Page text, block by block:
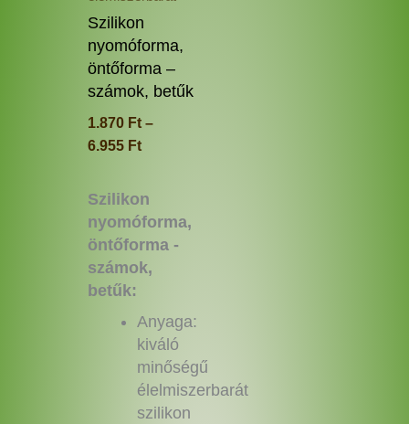
Szilikon
nyomóforma,
öntőforma –
számok, betűk
1.870 Ft –
6.955 Ft
Szilikon
nyomóforma,
öntőforma -
számok,
betűk:
Anyaga:
kiváló
minőségű
élelmiszerbarát
szilikon